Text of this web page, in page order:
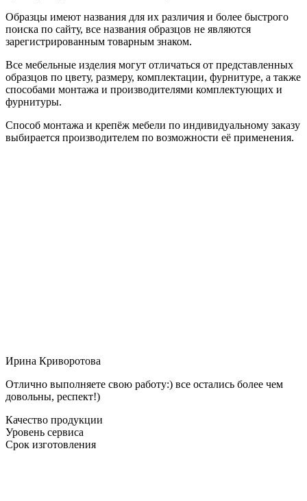
Образцы имеют названия для их различия и более быстрого
поиска по сайту, все названия образцов не являются
зарегистрированным товарным знаком.
Все мебельные изделия могут отличаться от представленных
образцов по цвету, размеру, комплектации, фурнитуре, а также
способами монтажа и производителями комплектующих и
фурнитуры.
Способ монтажа и крепёж мебели по индивидуальному заказу
выбирается производителем по возможности её применения.
Ирина Криворотова
Отлично выполняете свою работу:) все остались более чем
довольны, респект!)
Качество продукции
Уровень сервиса
Срок изготовления